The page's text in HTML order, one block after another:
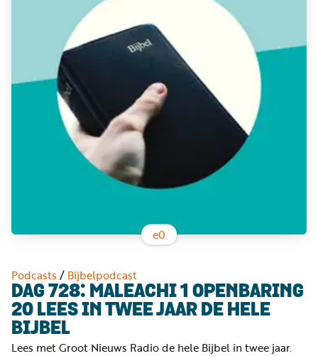
e0
Podcasts / Bijbelpodcast
DAG 728: MALEACHI 1 OPENBARING
20 LEES IN TWEE JAAR DE HELE
BIJBEL
Lees met Groot Nieuws Radio de hele Bijbel in twee jaar.
Businessclub
Privacy
reglement
Algemene
voorwaarden